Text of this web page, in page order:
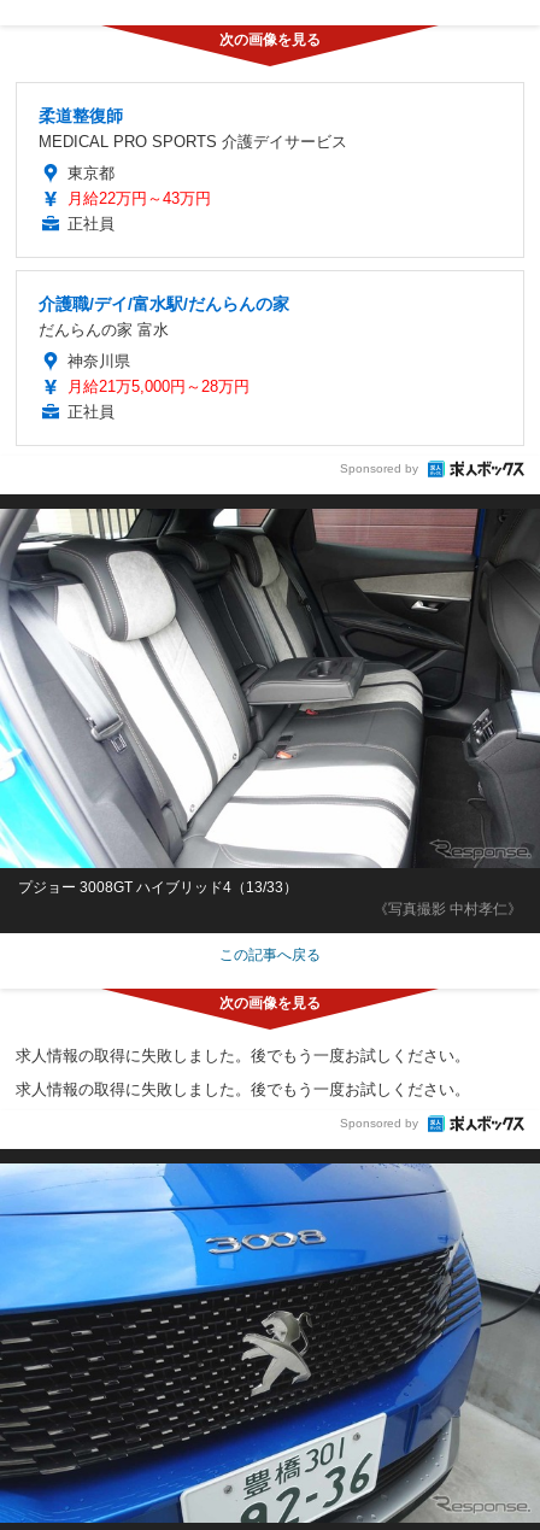
柔道整復師
MEDICAL PRO SPORTS 介護デイサービス
東京都
月給22万円～43万円
正社員
介護職/デイ/富水駅/だんらんの家
だんらんの家 富水
神奈川県
月給21万5,000円～28万円
正社員
Sponsored by
《写真撮影 中村孝仁》
プジョー 3008GT ハイブリッド4（13/33）
この記事へ戻る
求人情報の取得に失敗しました。後でもう一度お試しください。
求人情報の取得に失敗しました。後でもう一度お試しください。
Sponsored by